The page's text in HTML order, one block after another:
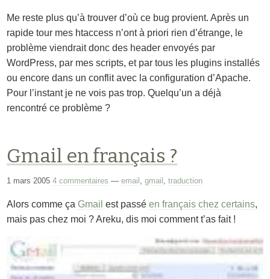
Me reste plus qu’à trouver d’où ce bug provient. Après un
rapide tour mes htaccess n’ont à priori rien d’étrange, le
problème viendrait donc des header envoyés par
WordPress, par mes scripts, et par tous les plugins installés
ou encore dans un conflit avec la configuration d’Apache.
Pour l’instant je ne vois pas trop. Quelqu’un a déjà
rencontré ce problème ?
Gmail en français ?
1 mars 20054 commentaires —email ,gmail ,traduction
Alors comme ça Gmail est passéen français chez certains,
mais pas chez moi ? Areku, dis moi comment t’as fait !